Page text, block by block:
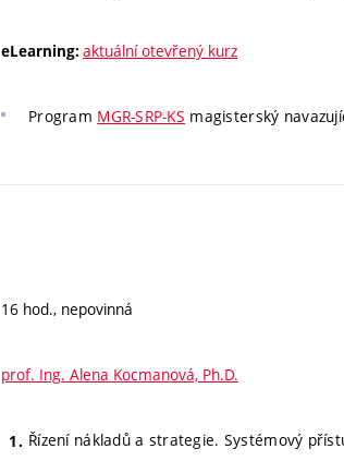
eLearning: aktuální otevřený kurz
Program MGR-SRP-KS magisterský
16 hod., nepovinná
prof. Ing. Alena Kocmanová, Ph.D.
Řízení nákladů a strategie. Systémový